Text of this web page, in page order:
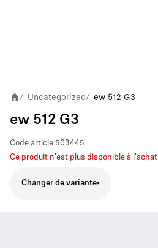
/ Uncategorized/ ew 512 G3
ew 512 G3
Code article 503445
Ce produit n'est plus disponible à l'achat
Changer de variante